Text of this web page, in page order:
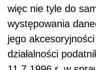
więc nie tyle do
występowania
jego
działalności